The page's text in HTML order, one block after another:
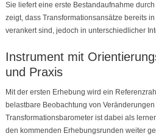
Sie liefert eine erste Bestandaufnahme
zeigt, dass Transformationsansätze bereits
verankert sind, jedoch in unterschiedlicher
Instrument mit
und Praxis
Mit der ersten Erhebung wird ein
belastbare Beobachtung von
Transformationsbarometer ist dabei als
den kommenden Erhebungsrunden weiter